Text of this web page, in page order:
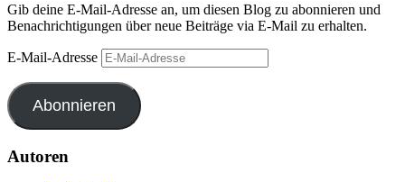
Gib deine E-Mail-Adresse an, um diesen Blog zu abonnieren und
Benachrichtigungen über neue Beiträge via E-Mail zu erhalten.
E-Mail-Adresse
Abonnieren
Autoren